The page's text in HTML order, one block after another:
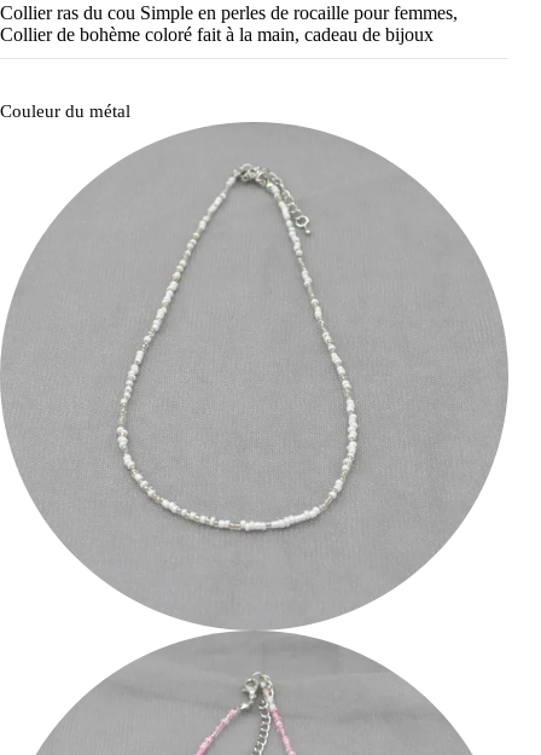
Collier ras du cou Simple en perles de rocaille pour femmes,
Collier de bohème coloré fait à la main, cadeau de bijoux
Couleur du métal